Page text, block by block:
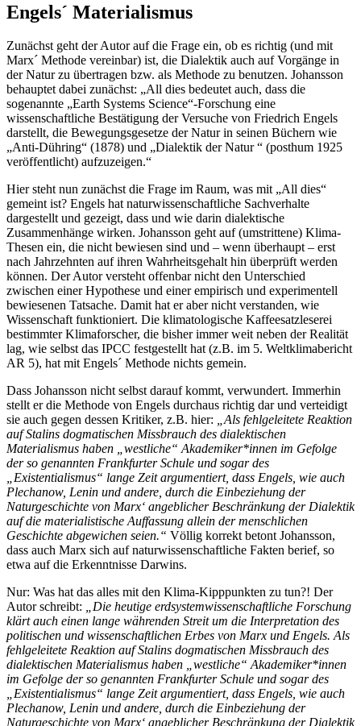
Engels´ Materialismus
Zunächst geht der Autor auf die Frage ein, ob es richtig (und mit
Marx´ Methode vereinbar) ist, die Dialektik auch auf Vorgänge in
der Natur zu übertragen bzw. als Methode zu benutzen. Johansson
behauptet dabei zunächst: „All dies bedeutet auch, dass die
sogenannte „Earth Systems Science“-Forschung eine
wissenschaftliche Bestätigung der Versuche von Friedrich Engels
darstellt, die Bewegungsgesetze der Natur in seinen Büchern wie
„Anti-Dühring“ (1878) und „Dialektik der Natur “ (posthum 1925
veröffentlicht) aufzuzeigen.“
Hier steht nun zunächst die Frage im Raum, was mit „All dies“
gemeint ist? Engels hat naturwissenschaftliche Sachverhalte
dargestellt und gezeigt, dass und wie darin dialektische
Zusammenhänge wirken. Johansson geht auf (umstrittene) Klima-
Thesen ein, die nicht bewiesen sind und – wenn überhaupt – erst
nach Jahrzehnten auf ihren Wahrheitsgehalt hin überprüft werden
können. Der Autor versteht offenbar nicht den Unterschied
zwischen einer Hypothese und einer empirisch und experimentell
bewiesenen Tatsache. Damit hat er aber nicht verstanden, wie
Wissenschaft funktioniert. Die klimatologische Kaffeesatzleserei
bestimmter Klimaforscher, die bisher immer weit neben der Realität
lag, wie selbst das IPCC festgestellt hat (z.B. im 5. Weltklimabericht
AR 5), hat mit Engels´ Methode nichts gemein.
Dass Johansson nicht selbst darauf kommt, verwundert. Immerhin
stellt er die Methode von Engels durchaus richtig dar und verteidigt
sie auch gegen dessen Kritiker, z.B. hier: „Als fehlgeleitete Reaktion
auf Stalins dogmatischen Missbrauch des dialektischen
Materialismus haben „westliche“ Akademiker*innen im Gefolge
der so genannten Frankfurter Schule und sogar des
„Existentialismus“ lange Zeit argumentiert, dass Engels, wie auch
Plechanow, Lenin und andere, durch die Einbeziehung der
Naturgeschichte von Marx‘ angeblicher Beschränkung der Dialektik
auf die materialistische Auffassung allein der menschlichen
Geschichte abgewichen seien.“ Völlig korrekt betont Johansson,
dass auch Marx sich auf naturwissenschaftliche Fakten berief, so
etwa auf die Erkenntnisse Darwins.
Nur: Was hat das alles mit den Klima-Kipppunkten zu tun?! Der
Autor schreibt: „Die heutige erdsystemwissenschaftliche Forschung
klärt auch einen lange währenden Streit um die Interpretation des
politischen und wissenschaftlichen Erbes von Marx und Engels. Als
fehlgeleitete Reaktion auf Stalins dogmatischen Missbrauch des
dialektischen Materialismus haben „westliche“ Akademiker*innen
im Gefolge der so genannten Frankfurter Schule und sogar des
„Existentialismus“ lange Zeit argumentiert, dass Engels, wie auch
Plechanow, Lenin und andere, durch die Einbeziehung der
Naturgeschichte von Marx‘ angeblicher Beschränkung der Dialektik